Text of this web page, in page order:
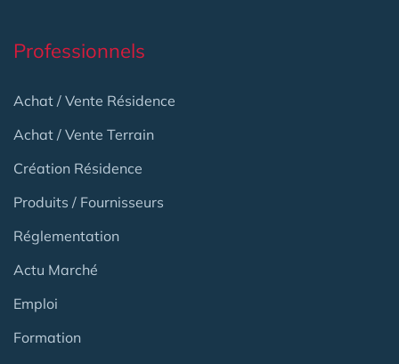
Professionnels
Achat / Vente Résidence
Achat / Vente Terrain
Création Résidence
Produits / Fournisseurs
Réglementation
Actu Marché
Emploi
Formation